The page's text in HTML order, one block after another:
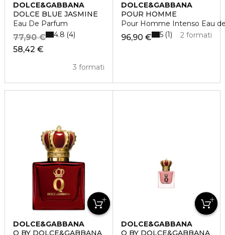
DOLCE&GABBANA
DOLCE BLUE JASMINE
Eau De Parfum
58,42 €
77,90 €
3 formati
4.8 4
DOLCE&GABBANA
POUR HOMME
Pour Homme Intenso Eau
96,90 € 2 formati
5 1
DOLCE&GABBANA
Q BY DOLCE&GABBANA
DOLCE&GABBANA
Q BY DOLCE&GABBANA